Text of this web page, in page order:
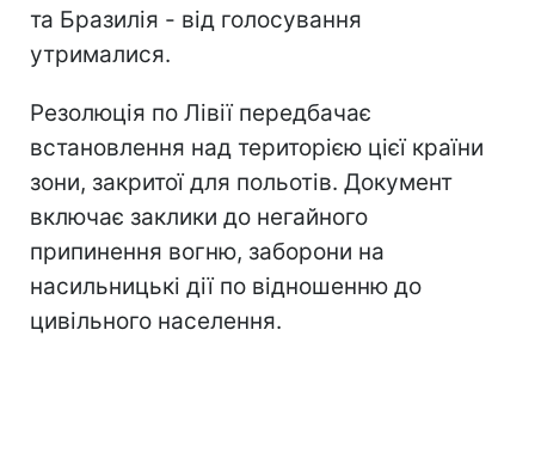
та Бразилія - ​​від голосування
утрималися.
Резолюція по Лівії передбачає
встановлення над територією цієї країни
зони, закритої для польотів. Документ
включає заклики до негайного
припинення вогню, заборони на
насильницькі дії по відношенню до
цивільного населення.